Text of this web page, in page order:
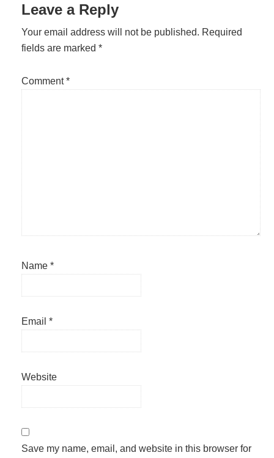
Leave a Reply
Your email address will not be published. Required
fields are marked*
Comment*
Name*
Email*
Website
Save my name, email, and website in this browser for